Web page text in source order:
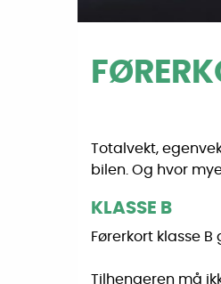
Totalvekt,
bilen. Og hvor
KLASSE B
Førerkort klasse
Tilhengeren må